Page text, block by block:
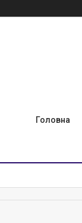
Головна